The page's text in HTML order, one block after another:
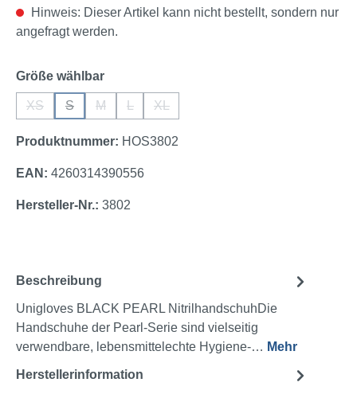
Hinweis: Dieser Artikel kann nicht bestellt, sondern nur
angefragt werden.
Größe wählbarauswählen
XS S M L XL
Produktnummer: HOS3802
EAN: 4260314390556
Hersteller-Nr.: 3802
Beschreibung
Unigloves BLACK PEARL NitrilhandschuhDie
Handschuhe der Pearl-Serie sind vielseitig
verwendbare, lebensmittelechte Hygiene-… Mehr
Herstellerinformation